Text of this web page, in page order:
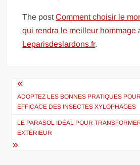
The postComment choisir le
qui rendra le meilleur hommage
Leparisdeslardons.fr.
Navigation
de
l’article
ADOPTEZ LES BONNES PRATIQUES
EFFICACE DES INSECTES XYLOPHAGES
LE PARASOL IDÉAL POUR
EXTÉRIEUR